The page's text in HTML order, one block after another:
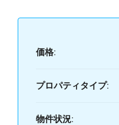
価格:
プロパティタイプ:
物件状況: